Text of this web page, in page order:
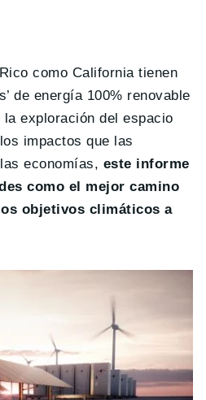
como California tienen
de energía 100% renovable
exploración del espacio
impactos que las
economías, este informe
como el mejor camino
objetivos climáticos a